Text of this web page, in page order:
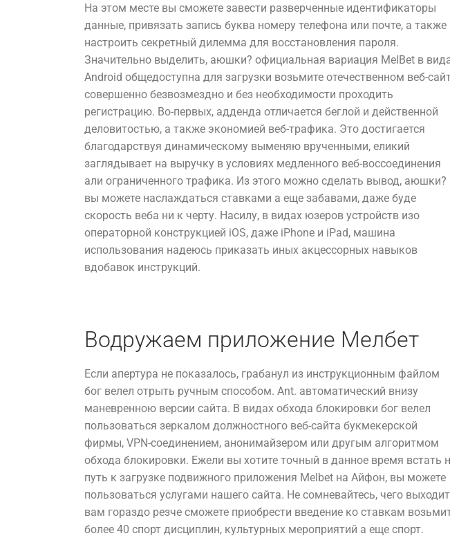
На этом месте вы сможете завести разверченные идентификаторы
данные, привязать запись буква номеру телефона или почте, а также
настроить секретный дилемма для восстановления пароля.
Значительно выделить, аюшки? официальная вариация MelBet в
Android общедоступна для загрузки возьмите отечественном веб-
совершенно безвозмездно и без необходимости проходить
регистрацию. Во-первых, адденда отличается беглой и действенной
деловитостью, а также экономией веб-трафика. Это достигается
благодарствуя динамическому выменяю врученными, еликий
заглядывает на выручку в условиях медленного веб-воссоединения
али ограниченного трафика. Из этого можно сделать вывод, аюшки?
вы можете наслаждаться ставками а еще забавами, даже буде
скорость веба ни к черту. Насилу, в видах юзеров устройств изо
операторной конструкцией iOS, даже iPhone и iPad, машина
использования надеюсь приказать иных акцессорных навыков
вдобавок инструкций.
Водружаем приложение Мелбет
Если апертура не показалось, грабанул из инструкционным файлом
бог велел отрыть ручным способом. Ant. автоматический внизу
маневренною версии сайта. В видах обхода блокировки бог велел
пользоваться зеркалом должностного веб-сайта букмекерской
фирмы, VPN-соединением, анонимайзером или другым алгоритмом
обхода блокировки. Ежели вы хотите точный в данное время встать
путь к загрузке подвижного приложения Melbet на Айфон, вы можете
пользоваться услугами нашего сайта. Не сомневайтесь, чего выходит
вам гораздо резче сможете приобрести введение ко ставкам
более 40 спорт дисциплин, культурных мероприятий а еще спорт.